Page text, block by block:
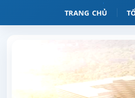
TRANG CHỦ